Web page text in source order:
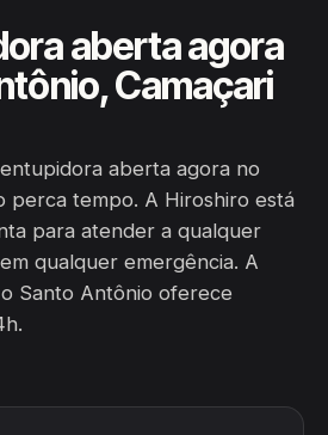
aberta agora
Camaçari
aberta agora no
perca tempo. A Hiroshiro está
para atender a qualquer
qualquer emergência. A
Santo Antônio oferece